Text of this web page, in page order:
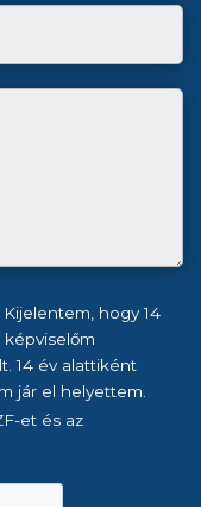
hogy 14
14 év alattiként
jár el helyettem.
et és az